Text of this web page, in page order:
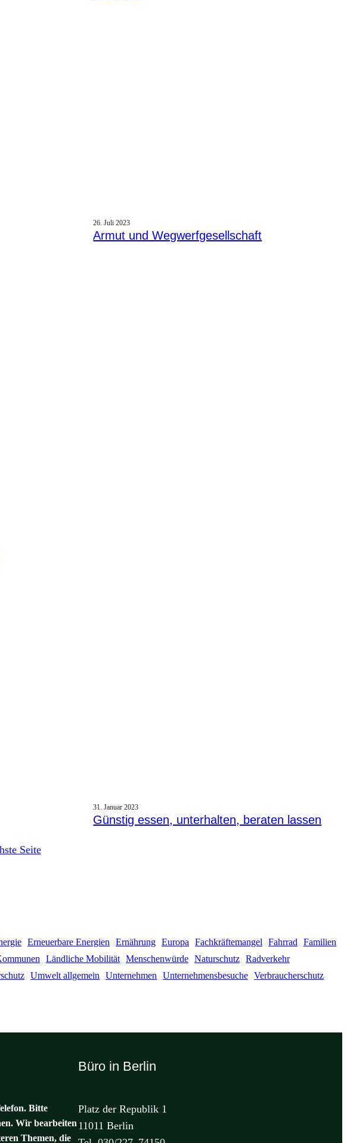
26. Juli 2023
Armut und Wegwerfgesellschaft
31. Januar 2023
Günstig essen, unterhalten, beraten lassen
Seite
Erneuerbare Energien Ernährung Europa Fachkräftemangel Fahrrad
Familien
Ländliche Mobilität Menschenwürde Naturschutz Radverkehr
Umwelt allgemein Unternehmen Unternehmensbesuche Verbraucherschutz
Bitte
Wir bearbeiten
Themen, die
Büro in Berlin
Platz der Republik 1
11011 Berlin